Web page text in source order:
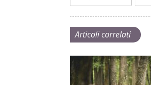
Articoli correlati